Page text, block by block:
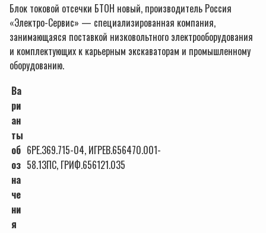
Блок токовой отсечки БТОН новый, производитель Россия
«Электро-Сервис» — специализированная компания,
занимающаяся поставкой низковольтного электрооборудования
и комплектующих к карьерным экскаваторам и промышленному
оборудованию.
Ва
ри
ан
ты
об
оз
на
че
ни
я
6РЕ.369.715-04, ИГРЕВ.656470.001-
58.13ПС, ГРИФ.656121.035